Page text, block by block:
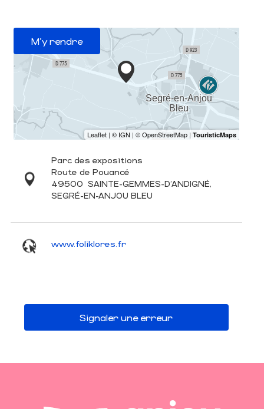
M'y rendre
Parc des expositions
Route de Pouancé
49500 SAINTE-GEMMES-D'ANDIGNÉ,
SEGRÉ-EN-ANJOU BLEU
www.foliklores.fr
Signaler une erreur